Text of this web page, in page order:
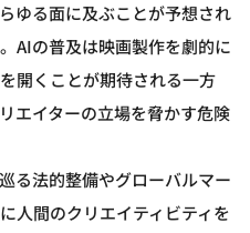
ゆる面に及ぶことが予想され
AIの普及は映画製作を劇的に
開くことが期待される一方
エイターの立場を脅かす危険
る法的整備やグローバルマー
人間のクリエイティビティを